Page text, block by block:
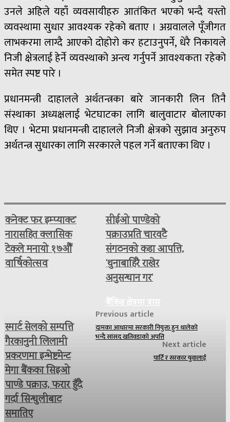
उनले अहिले यहाँ व्यवसायीहरु आतंकित भएको भन्दै यस्तो
व्यवस्थामा सुधार आवश्यक रहेको बताए । अग्रवालले पूँजीगत
लाभकरमा लाग्दै आएको दोहोरो कर हटाउनुपर्ने, धेरै निकायले
निजी क्षेत्रलाई हेर्ने व्यवस्थाको अन्त्य गर्नुपर्ने आवश्यकता रहेको
समेत स्पष्ट पारे ।
प्रधानमन्त्री दाहालले अर्थतन्त्रका बारे जानकारी लिन तिनै
संस्थाका अध्यक्षलाई भेटघाटका लागि बालुवाटार बोलाएका
थिए । भेटमा प्रधानमन्त्री दाहालले निजी क्षेत्रको सुझाव अनुरुप
अर्थतन्त्र सुधारका लागि सरकारले पहल गर्ने बताएका थिए ।
कनेक्ट फर इम्प्याक्ट’
नारासहित क्लासिक
टेकले मनायो १७औँ
वार्षिकोत्सव
सीईओ पाण्डेको
पक्राउप्रति चारवटै
संगठनको कडा आपत्ति,
‘थुनाबाहिरै राखेर
अनुसन्धान गर’
स्मार्ट सेलको सम्पत्ति
गैरकानुनी लिलामी
प्रकरणमा इन्भेष्टमेन्ट
मेगा बैंकका सिइओ
पाण्डे पक्राउ, फरार हुँदै
गर्दा सिन्धुलीबाट
समातिए
Previous article
दामका आधारमा सरकारी नियुक्त हुन थालेको
भन्दै सांसद खतिवडाको अपत्ति
Next article
पार्टि र सरकार युवालाई